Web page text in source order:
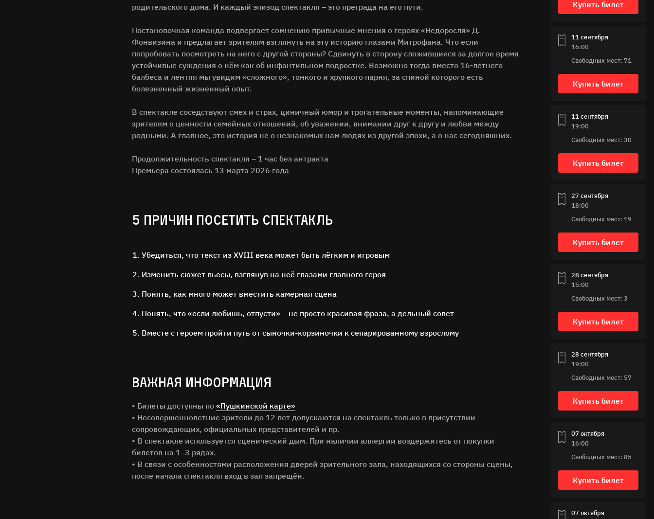
родительского дома. И каждый эпизод спектакля – это преграда на его пути.
Постановочная команда подвергает сомнению привычные мнения о героях «Недоросля» Д.
Фонвизина и предлагает зрителям взглянуть на эту историю глазами Митрофана. Что если
попробовать посмотреть на него с другой стороны? Сдвинуть в сторону сложившиеся за долгое время
устойчивые суждения о нём как об инфантильном подростке. Возможно тогда вместо 16-летнего
балбеса и лентяя мы увидим «сложного», тонкого и хрупкого парня, за спиной которого есть
болезненный жизненный опыт.
В спектакле соседствуют смех и страх, циничный юмор и трогательные моменты, напоминающие
зрителям о ценности семейных отношений, об уважении, внимании друг к другу и любви между
родными. А главное, это история не о незнакомых нам людях из другой эпохи, а о нас сегодняшних.
Продолжительность спектакля – 1 час без антракта
Премьера состоялась 13 марта 2026 года
5 ПРИЧИН ПОСЕТИТЬ СПЕКТАКЛЬ
Убедиться, что текст из XVIII века может быть лёгким и игровым
Изменить сюжет пьесы, взглянув на неё глазами главного героя
Понять, как много может вместить камерная сцена
Понять, что «если любишь, отпусти» – не просто красивая фраза, а дельный совет
Вместе с героем пройти путь от сыночки-корзиночки к сепарированному взрослому
ВАЖНАЯ ИНФОРМАЦИЯ
• Билеты доступны по «Пушкинской карте»
• Несовершеннолетние зрители до 12 лет допускаются на спектакль только в присутствии
сопровождающих, официальных представителей и пр.
• В спектакле используется сценический дым. При наличии аллергии воздержитесь от покупки
билетов на 1–3 рядах.
• В связи с особенностями расположения дверей зрительного зала, находящихся со стороны сцены,
после начала спектакля вход в зал запрещён.
ОСТАВЬТЕ ОТЗЫВ
Нам важно ваше мнение!
Имя Фамилия
Купить билет
11 сентября
16:00
Свободных мест: 71
Купить билет
11 сентября
19:00
Свободных мест: 30
Купить билет
27 сентября
18:00
Свободных мест: 19
Купить билет
28 сентября
15:00
Свободных мест: 3
Купить билет
28 сентября
19:00
Свободных мест: 57
Купить билет
07 октября
16:00
Свободных мест: 85
Купить билет
07 октября